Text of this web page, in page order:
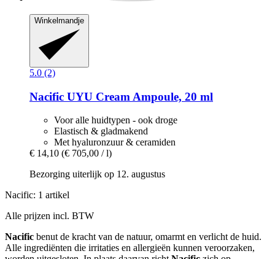
Winkelmandje
5.0 (2)
Nacific UYU Cream Ampoule, 20 ml
Voor alle huidtypen - ook droge
Elastisch & gladmakend
Met hyaluronzuur & ceramiden
€ 14,10 (€ 705,00 / l)
Bezorging uiterlijk op 12. augustus
Nacific: 1 artikel
Alle prijzen incl. BTW
Nacific benut de kracht van de natuur, omarmt en verlicht de huid.
Alle ingrediënten die irritaties en allergieën kunnen veroorzaken,